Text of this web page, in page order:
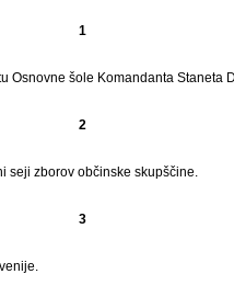
1
Osnovne šole Komandanta Staneta
2
seji zborov občinske skupščine.
3